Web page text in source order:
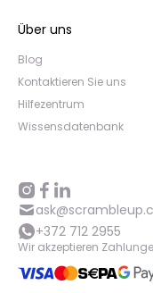
Über uns
Blog
Kontaktieren Sie uns
Hilfezentrum
Wissensdatenbank
+372 712 2955
Wir akzeptieren